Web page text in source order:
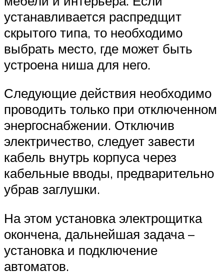
устанавливается распредщит
скрытого типа, то необходимо
выбрать место, где может быть
устроена ниша для него.
Следующие действия необходимо
проводить только при отключенном
энергоснабжении. Отключив
электричество, следует завести
кабель внутрь корпуса через
кабельные вводы, предварительно
убрав заглушки.
На этом установка электрощитка
окончена, дальнейшая задача –
установка и подключение
автоматов.